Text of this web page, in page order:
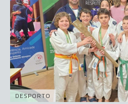
DESPORTO